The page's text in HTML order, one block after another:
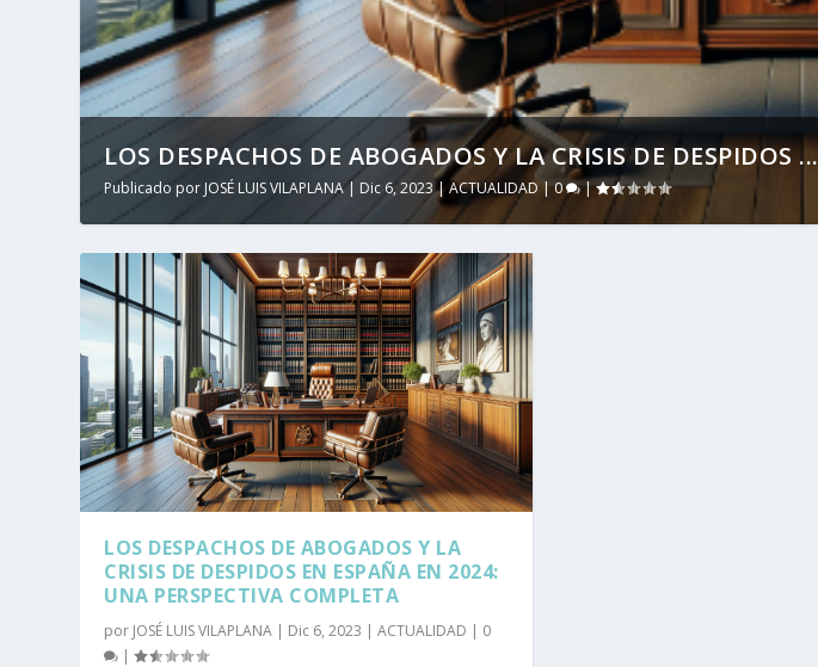
LOS DESPACHOS DE ABOGADOS Y LA CRISIS DE DESPIDOS ...
Publicado por JOSÉ LUIS VILAPLANA| Dic 6, 2023|ACTUALIDAD|0 |
LOS DESPACHOS DE ABOGADOS Y LA
CRISIS DE DESPIDOS EN ESPAÑA EN 2024:
UNA PERSPECTIVA COMPLETA
por JOSÉ LUIS VILAPLANA | Dic 6, 2023 |ACTUALIDAD | 0
|